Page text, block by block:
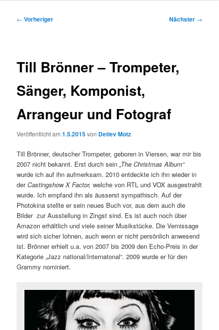
Beitragsnavigation
← Vorheriger Nächster →
Till Brönner – Trompeter,
Sänger, Komponist,
Arrangeur und Fotograf
Veröffentlicht am1.5.2015von Detlev Motz
Till Brönner, deutscher Trompeter, geboren in Viersen, war mir bis
2007 nicht bekannt. Erst durch sein„The Christmas Album“
wurde ich auf ihn aufmerksam. 2010 entdeckte ich ihn wieder in
derCastingshow X Factor, welche von RTL und VOX ausgestrahlt
wurde. Ich empfand ihn als äusserst sympathisch. Auf der
Photokina stellte er sein neues Buch vor, aus dem auch die
Bilder zur Ausstellung in Zingst sind. Es ist auch noch über
Amazon erhältlich und viele seiner Musikstücke. Die Vernissage
wird sich sicher lohnen, auch wenn er nicht persönlich anwesend
ist. Brönner erhielt u.a. von 2007 bis 2009 den Echo-Preis in der
Kategorie „Jazz national/Internatonal“. 2009 wurde er für den
Grammy nominiert.